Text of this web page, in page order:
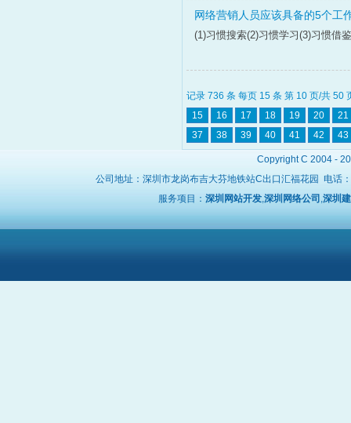
网络营销人员应该具备的5个工
(1)习惯搜索(2)习惯学习(3)习惯借
记录 736 条 每页 15 条 第 10 页/共 50
15
16 17 18 19 20
21
37
38 39 40 41 42 43
Copyright C 2004 -
公司地址：深圳市龙岗布吉大芬地铁站C出口汇福花园 电话：
服务项目： 深圳网站开发,深圳网络公司 ,深圳